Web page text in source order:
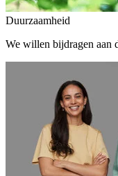
Duurzaamheid
We willen bijdragen aan